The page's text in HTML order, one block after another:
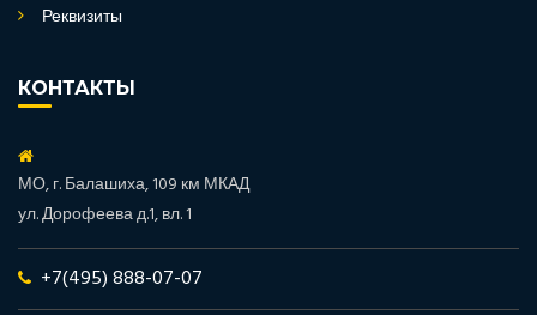
Реквизиты
КОНТАКТЫ
МО, г. Балашиха, 109 км МКАД
ул. Дорофеева д.1, вл. 1
+7(495) 888-07-07